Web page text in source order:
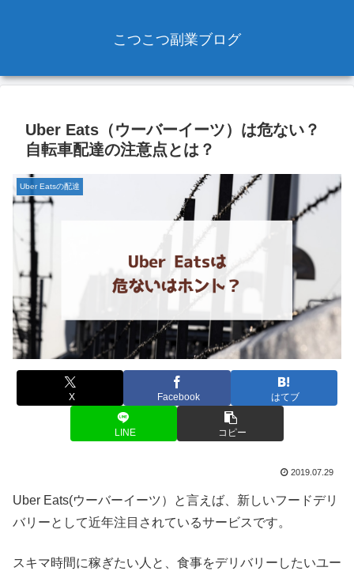
こつこつ副業ブログ
Uber Eats（ウーバーイーツ）は危ない？
自転車配達の注意点とは？
Uber Eatsの配達
X Facebook はてブ
LINE コピー
2019.07.29
Uber Eats(ウーバーイーツ）と言えば、新しいフードデリ
バリーとして近年注目されているサービスです。
スキマ時間に稼ぎたい人と、食事をデリバリーしたいユー